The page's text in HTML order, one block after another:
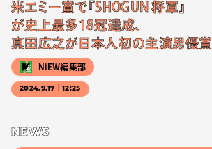
米エミー賞で『SHOGUN 将軍』
が史上最多18冠達成、
真田広之が日本人初の主演男優賞
NiEW編集部
2024.9.17｜12:25
NEWS